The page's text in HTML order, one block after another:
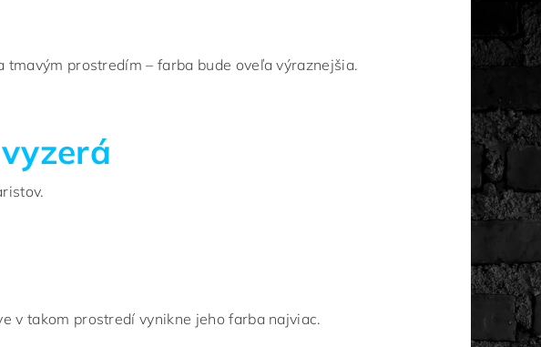
prostredím – farba bude oveľa výraznejšia.
v takom prostredí vynikne jeho farba najviac.